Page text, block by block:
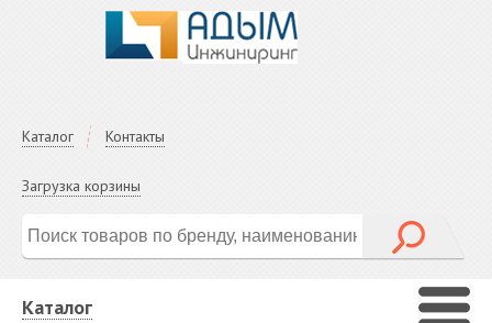
Каталог Контакты
Загрузка корзины
Каталог